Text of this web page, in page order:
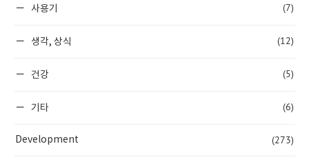
사용기 (7)
생각, 상식 (12)
건강 (5)
기타 (6)
Development (273)